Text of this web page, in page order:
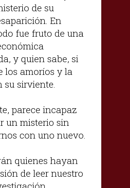
de su
En
fue fruto de una
y quien sabe, si
los amoríos y la
sirviente.
parece incapaz
un misterio sin
con uno nuevo.
quienes hayan
de leer nuestro